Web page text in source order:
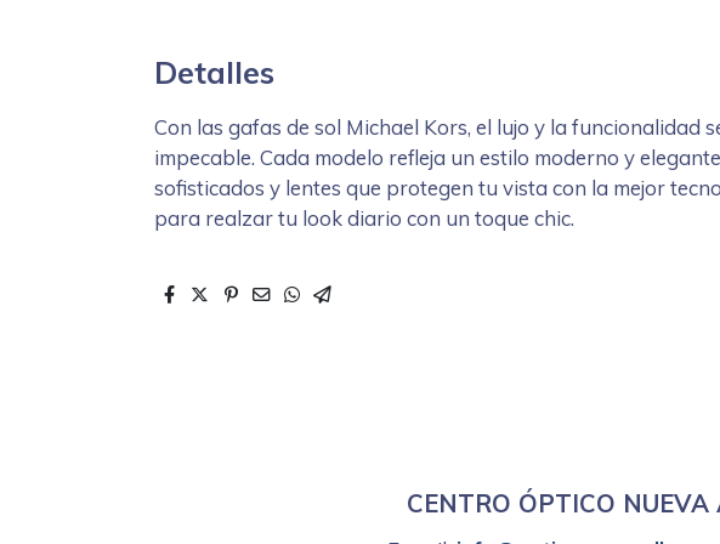
Detalles
Con las gafas de sol Michael Kors, el lujo y la funcionalidad
impecable. Cada modelo refleja un estilo moderno y
sofisticados y lentes que protegen tu vista con la mejor
para realzar tu look diario con un toque chic.
CENTRO ÓPTICO